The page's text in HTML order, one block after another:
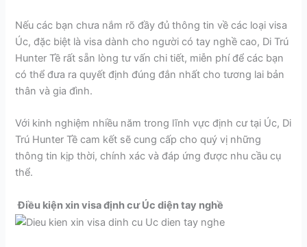
Nếu các bạn chưa nắm rõ đầy đủ thông tin về các loại visa
Úc, đặc biệt là visa dành cho người có tay nghề cao, Di Trú
Hunter Tề rất sẵn lòng tư vấn chi tiết, miễn phí để các bạn
có thể đưa ra quyết định đúng đắn nhất cho tương lai bản
thân và gia đình.
Với kinh nghiệm nhiều năm trong lĩnh vực định cư tại Úc, Di
Trú Hunter Tề cam kết sẽ cung cấp cho quý vị những
thông tin kịp thời, chính xác và đáp ứng được nhu cầu cụ
thể.
Điều kiện xin visa định cư Úc diện tay nghề